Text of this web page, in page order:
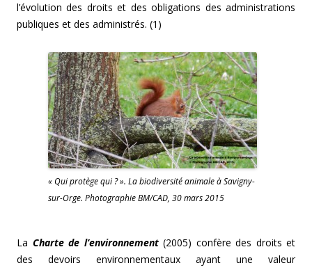
l’évolution des droits et des obligations des administrations
publiques et des administrés. (1)
« Qui protège qui ? ». La biodiversité animale à Savigny-
sur-Orge. Photographie BM/CAD, 30 mars 2015
La Charte de l’environnement(2005) confère des droits et
des devoirs environnementaux ayant une valeur